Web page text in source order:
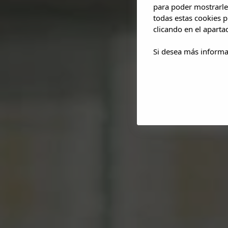
para poder
todas estas cookies
clicando en el
Si desea más